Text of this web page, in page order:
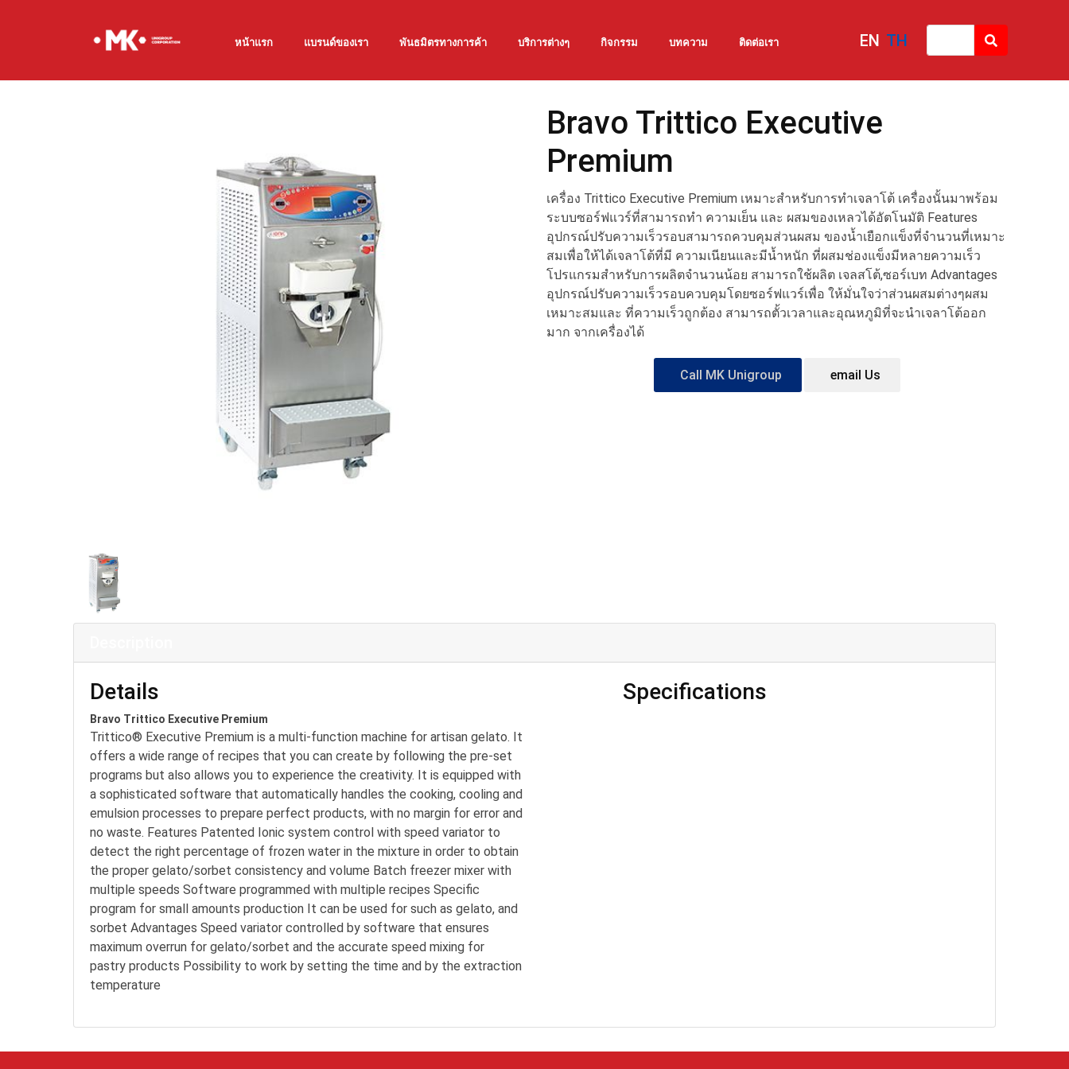
หน้าแรก แบรนด์ของเรา พันธมิตรทางการค้า บริการต่างๆ กิจกรรม บทความ ติดต่อเรา EN TH
Bravo Trittico Executive
Premium
เครื่อง Trittico Executive Premium เหมาะสำหรับการทำเจลาโต้ เครื่องนั้นมาพร้อม
ระบบซอร์ฟแวร์ที่สามารถทำ ความเย็น และ ผสมของเหลวได้อัตโนมัติ Features
อุปกรณ์ปรับความเร็วรอบสามารถควบคุมส่วนผสม ของนํ้าเยือกแข็งที่จำนวนที่เหมาะ
สมเพื่อให้ได้เจลาโต้ที่มี ความเนียนและมีนํ้าหนัก ที่ผสมช่องแข็งมีหลายความเร็ว
โปรแกรมสำหรับการผลิตจำนวนน้อย สามารถใช้ผลิต เจลสโต้,ซอร์เบท Advantages
อุปกรณ์ปรับความเร็วรอบควบคุมโดยซอร์ฟแวร์เพื่อ ให้มั่นใจว่าส่วนผสมต่างๆผสม
เหมาะสมและ ที่ความเร็วถูกต้อง สามารถตั้วเวลาและอุณหภูมิที่จะนำเจลาโต้ออก
มาก จากเครื่องได้
Call MK Unigroup email Us
Details
Bravo Trittico Executive Premium
Trittico® Executive Premium is a multi-function machine for artisan gelato. It
offers a wide range of recipes that you can create by following the pre-set
programs but also allows you to experience the creativity. It is equipped with
a sophisticated software that automatically handles the cooking, cooling and
emulsion processes to prepare perfect products, with no margin for error and
no waste. Features Patented Ionic system control with speed variator to
detect the right percentage of frozen water in the mixture in order to obtain
the proper gelato/sorbet consistency and volume Batch freezer mixer with
multiple speeds Software programmed with multiple recipes Specific
program for small amounts production It can be used for such as gelato, and
sorbet Advantages Speed variator controlled by software that ensures
maximum overrun for gelato/sorbet and the accurate speed mixing for
pastry products Possibility to work by setting the time and by the extraction
temperature
Specifications